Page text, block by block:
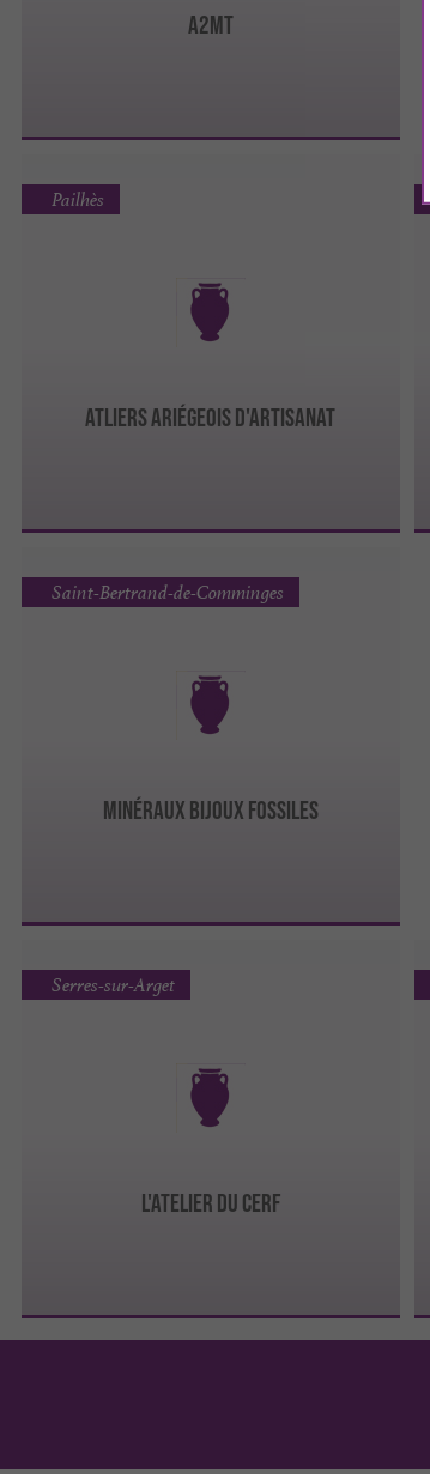
A2MT
ATLIERS ARIÉGEOIS D'ARTISANAT
Pailhès
Minéraux Bijoux Fossiles
Saint-Bertrand-de-Comminges
L'Atelier du Cerf
Serres-sur-Arget